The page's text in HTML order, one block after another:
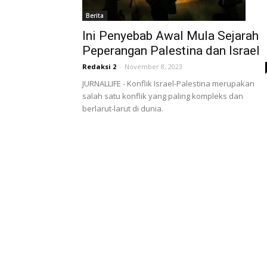
Berita
Ini Penyebab Awal Mula Sejarah
Peperangan Palestina dan Israel
Redaksi 2 - November 8, 2023
JURNALLIFE - Konflik Israel-Palestina merupakan
salah satu konflik yang paling kompleks dan
berlarut-larut di dunia.